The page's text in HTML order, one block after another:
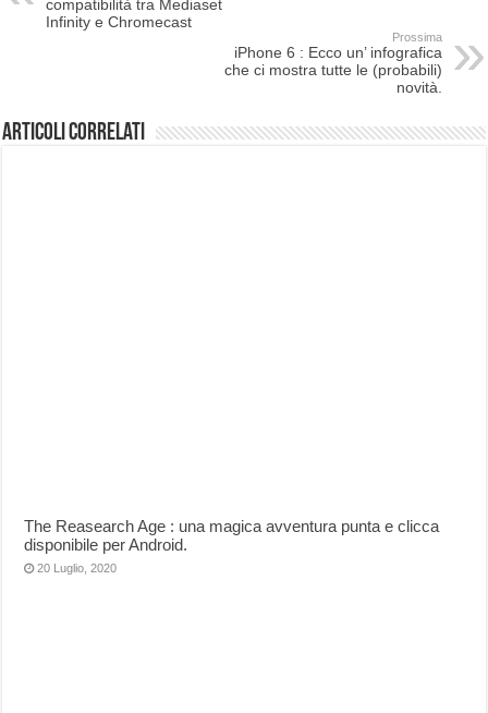
compatibilità tra Mediaset
Infinity e Chromecast
Prossima
iPhone 6 : Ecco un’ infografica
che ci mostra tutte le (probabili)
novità.
Articoli correlati
The Reasearch Age : una magica avventura punta e clicca
disponibile per Android.
20 Luglio, 2020